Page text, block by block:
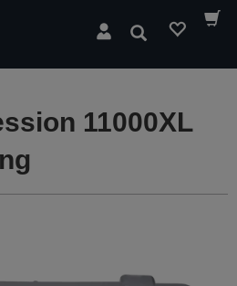
Zoeken
11000XL